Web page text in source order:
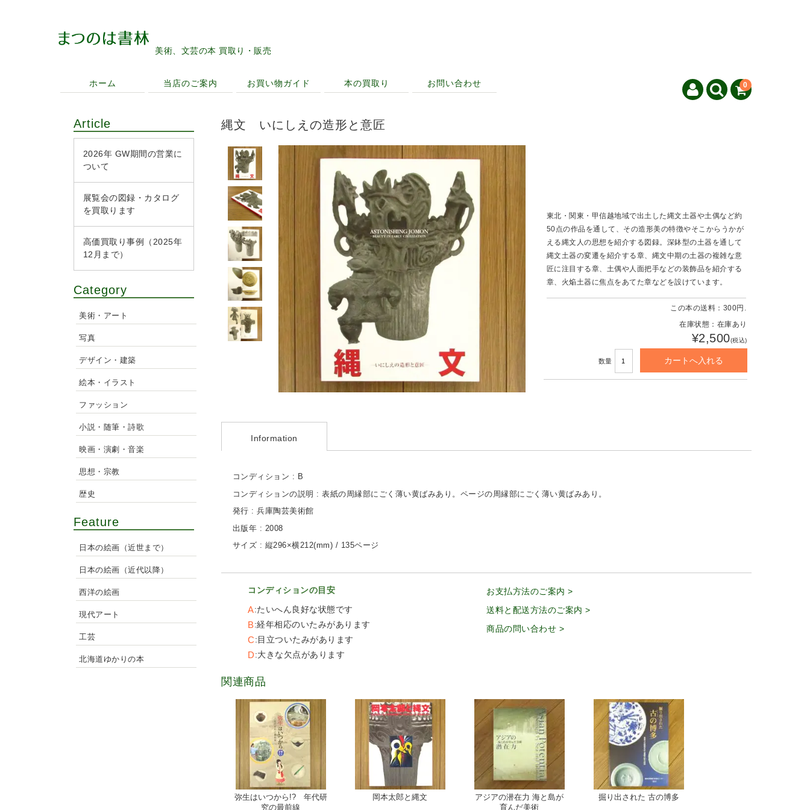
美術、文芸の本 買取り・販売
0
ホーム 当店のご案内 お買い物ガイド 本の買取り お問い合わせ
縄文 いにしえの造形と意匠
東北・関東・甲信越地域で出土した縄文土器や土偶など約
50点の作品を通して、その造形美の特徴やそこからうかが
える縄文人の思想を紹介する図録。深鉢型の土器を通して
縄文土器の変遷を紹介する章、縄文中期の土器の複雑な意
匠に注目する章、土偶や人面把手などの装飾品を紹介する
章、火焔土器に焦点をあてた章などを設けています。
この本の送料：300円.
在庫状態：在庫あり
¥2,500(税込)
数量
Information
コンディション : B
コンディションの説明 : 表紙の周縁部にごく薄い黄ばみあり。ページの周縁部にごく薄い黄ばみあり。
発行 : 兵庫陶芸美術館
出版年 : 2008
サイズ : 縦296×横212(mm) / 135ページ
コンディションの目安
A たいへん良好な状態です
B 経年相応のいたみがあります
C 目立ついたみがあります
D 大きな欠点があります
お支払方法のご案内 >
送料と配送方法のご案内 >
商品の問い合わせ >
関連商品
弥生はいつから!? 年代研
究の最前線
岡本太郎と縄文
アジアの潜在力 海と島が
育んだ美術
掘り出された 古の博多
Article
2026年 GW期間の営業に
ついて
展覧会の図録・カタログ
を買取ります
高価買取り事例（2025年
12月まで）
Category
美術・アート
写真
デザイン・建築
絵本・イラスト
ファッション
小説・随筆・詩歌
映画・演劇・音楽
思想・宗教
歴史
Feature
日本の絵画（近世まで）
日本の絵画（近代以降）
西洋の絵画
現代アート
工芸
北海道ゆかりの本